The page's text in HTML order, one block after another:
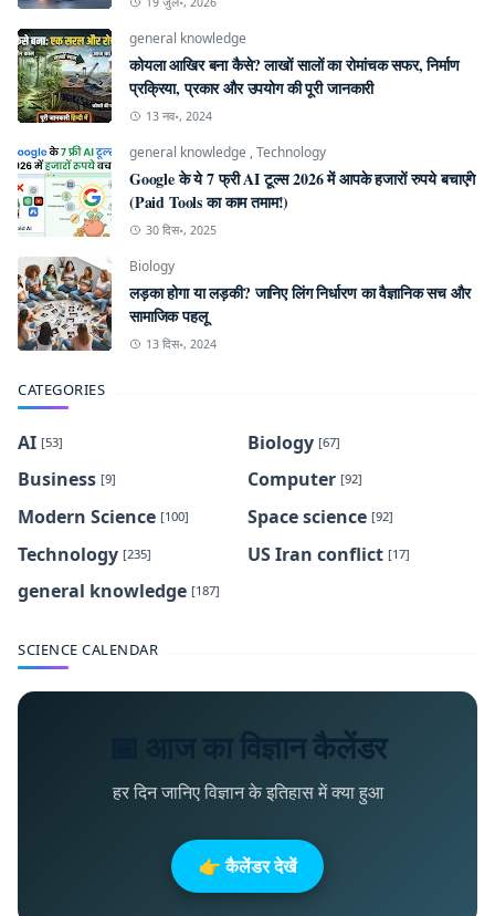
general knowledge
कोयला आखिर बना कैसे? लाखों सालों का रोमांचक सफर, निर्माण
प्रक्रिया, प्रकार और उपयोग की पूरी जानकारी
13 नव॰, 2024
general knowledge ,Technology
Google के ये 7 फ्री AI टूल्स 2026 में आपके हजारों रुपये बचाएंगे
(Paid Tools का काम तमाम!)
30 दिस॰, 2025
Biology
लड़का होगा या लड़की? जानिए लिंग निर्धारण का वैज्ञानिक सच और
सामाजिक पहलू
13 दिस॰, 2024
CATEGORIES
AI [53] Biology [67]
Business [9] Computer [92]
Modern Science [100] Space science [92]
Technology [235] US Iran conflict [17]
general knowledge [187]
SCIENCE CALENDAR
📅 आज का विज्ञान कैलेंडर
हर दिन जानिए विज्ञान के इतिहास में क्या हुआ
👉 कैलेंडर देखें